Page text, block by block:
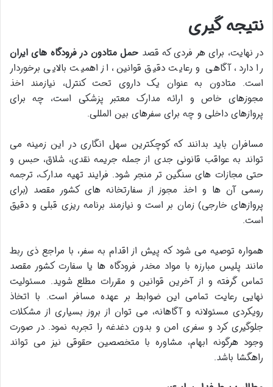
نتیجه گیری
در نهایت، برای هر فردی که قصد حمل متادون در فرودگاه های ایران
را دارد، آگاهی و رعایت دقیق قوانین، از اهمیت بالایی برخوردار
است. متادون به عنوان یک داروی تحت کنترل، نیازمند اخذ
مجوزهای خاص و ارائه مدارک معتبر پزشکی است، چه برای
پروازهای داخلی و چه برای سفرهای بین المللی.
مسافران باید بدانند که کوچکترین سهل انگاری در این زمینه می
تواند به عواقب قانونی جدی از جمله جریمه نقدی، شلاق، حبس و
حتی مجازات های سنگین تر منجر شود. فرایند تهیه مدارک، ترجمه
رسمی آن ها و اخذ مجوز از سفارتخانه های کشور مقصد (برای
پروازهای خارجی) زمان بر است و نیازمند برنامه ریزی قبلی و دقیق
است.
همواره توصیه می شود که پیش از اقدام به سفر، با مراجع ذی ربط
مانند پلیس مبارزه با مواد مخدر فرودگاه ها یا سفارت کشور مقصد
تماس گرفته و از آخرین قوانین و مقررات مطلع شوید. مسئولیت
نهایی رعایت تمامی این ضوابط بر عهده مسافر است. با اتخاذ
رویکردی مسئولانه و آگاهانه، می توان از بروز بسیاری از مشکلات
جلوگیری کرد و سفری امن و بدون دغدغه را تجربه نمود. در صورت
وجود هرگونه ابهام، مشاوره با متخصصین حقوقی نیز می تواند
راهگشا باشد.